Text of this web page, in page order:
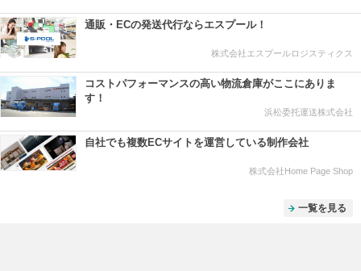
通販・ECの発送代行ならエスプール！
株式会社エスプールロジスティクス
コストパフォーマンスの高い物流倉庫がここにありま
す！
浜松委托運送株式会社
自社でも複数ECサイトを運営している制作会社
株式会社Home Page Shop
一覧を見る